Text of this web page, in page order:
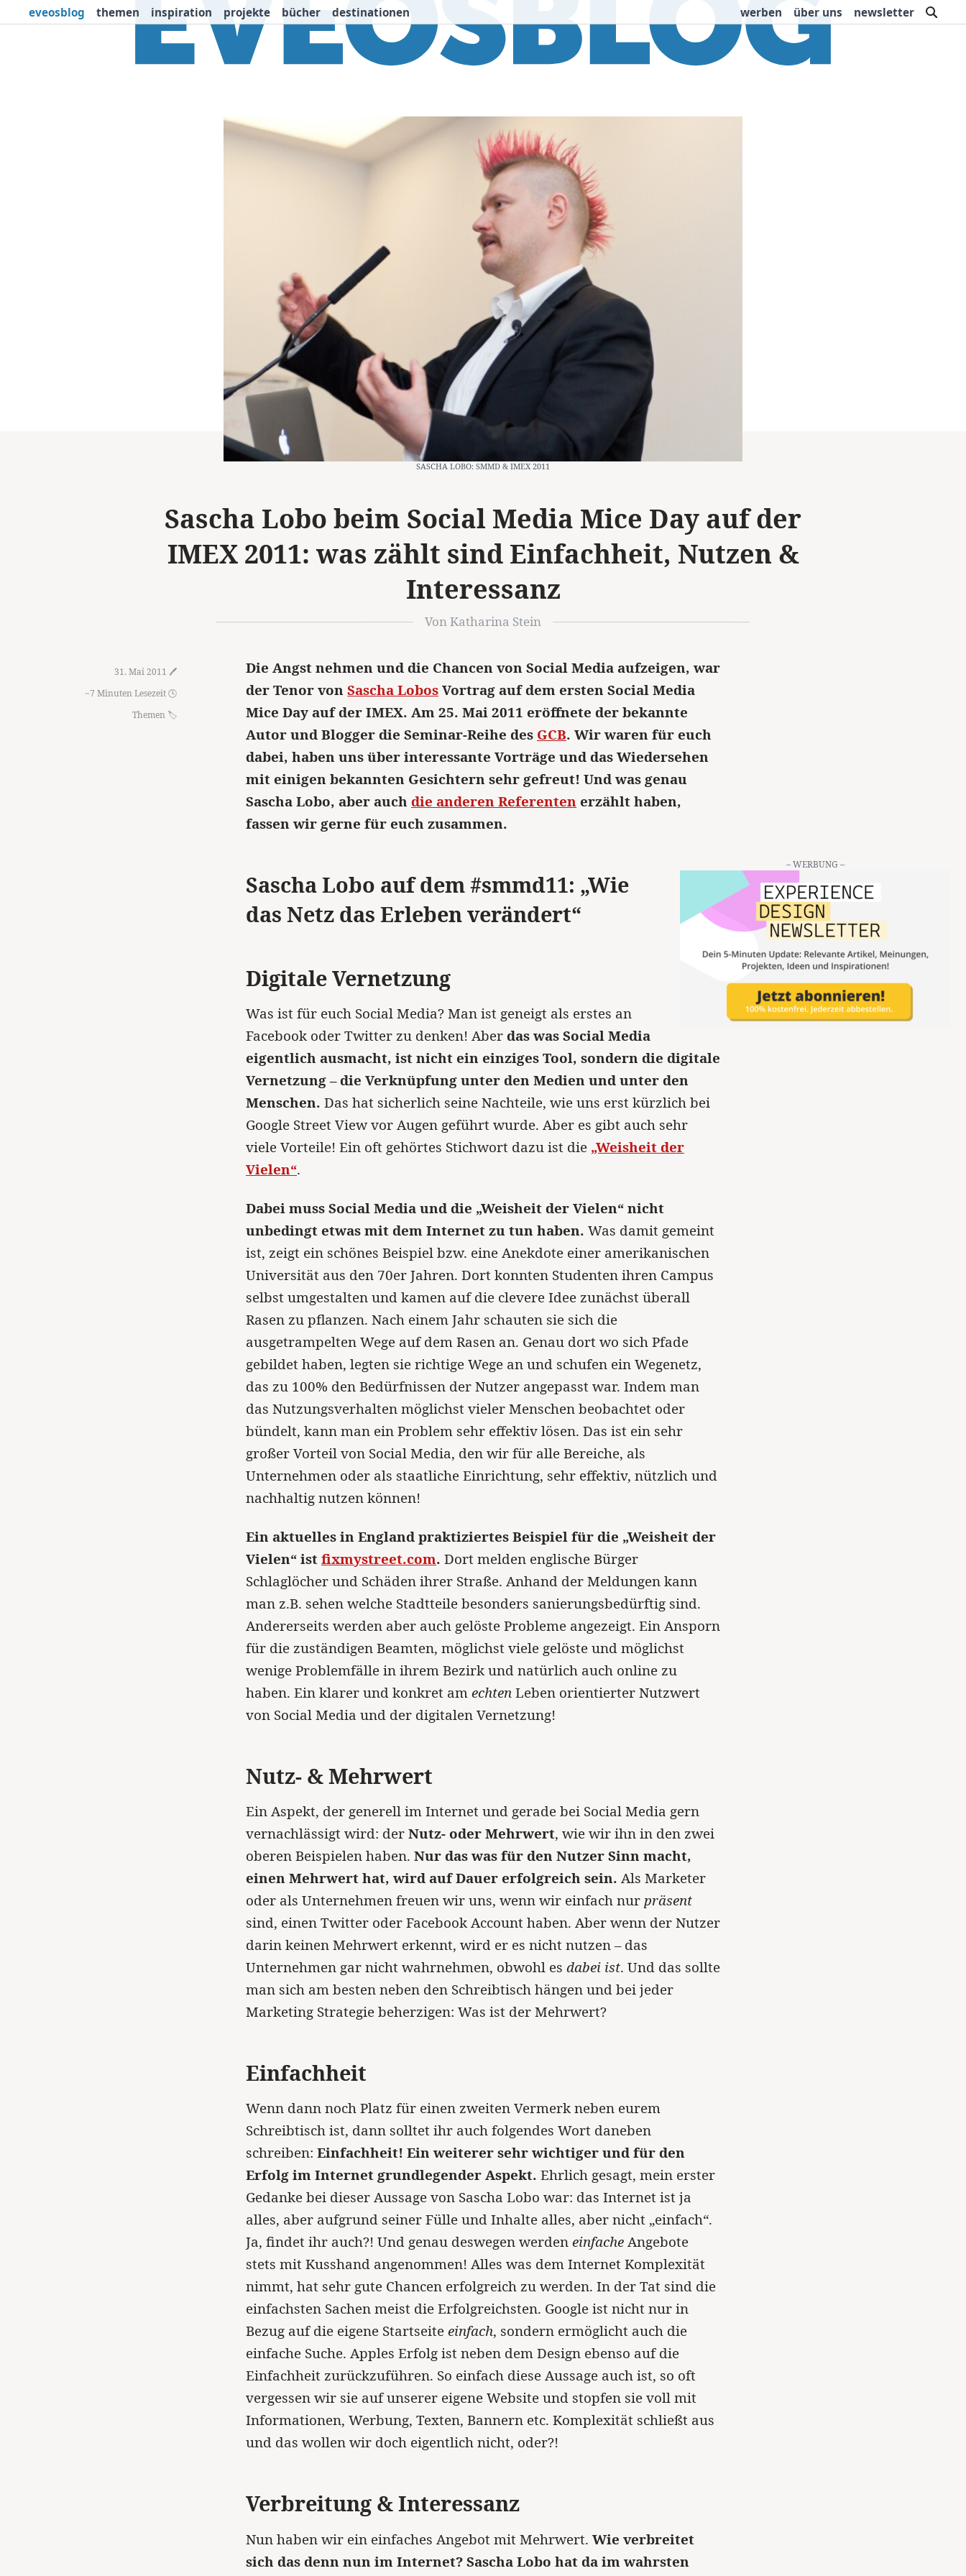
eveosblog themen inspiration projekte bücher destinationen werben über uns newsletter
Projekte Inspiration Destinationen Über uns Werbung
Buchtipps
SASCHA LOBO: SMMD & IMEX 2011
Sascha Lobo beim Social Media Mice Day auf der
IMEX 2011: was zählt sind Einfachheit, Nutzen &
Interessanz
Von Katharina Stein
31. Mai 2011 🖊️
~7 Minuten Lesezeit 🕓
Themen
Die Angst nehmen und die Chancen von Social Media aufzeigen, war
der Tenor von Sascha LobosVortrag auf dem ersten Social Media
Mice Day auf derIMEX. Am 25. Mai 2011 eröffnete der bekannte
Autor und Blogger die Seminar-Reihe des GCB. Wir waren für euch
dabei, haben uns über interessante Vorträge und das Wiedersehen
mit einigen bekannten Gesichtern sehr gefreut! Und was genau
Sascha Lobo, aber auch die anderen Referenten erzählt haben,
fassen wir gerne für euch zusammen.
– WERBUNG –
Sascha Lobo auf dem #smmd11: „Wie
das Netz das Erleben verändert“
Digitale Vernetzung
Was ist für euch Social Media? Man ist geneigt als erstes an
Facebook oder Twitter zu denken! Aber das was Social Media
eigentlich ausmacht, ist nicht ein einziges Tool, sondern die digitale
Vernetzung – die Verknüpfung unter den Medien und unter den
Menschen. Das hat sicherlich seine Nachteile, wie uns erst kürzlich bei
Google Street View vor Augen geführt wurde. Aber es gibt auch sehr
viele Vorteile! Ein oft gehörtes Stichwort dazu ist die „Weisheit der
Vielen“.
Dabei muss Social Media und die „Weisheit der Vielen“ nicht
unbedingt etwas mit dem Internet zu tun haben. Was damit gemeint
ist, zeigt ein schönes Beispiel bzw. eine Anekdote einer amerikanischen
Universität aus den 70er Jahren. Dort konnten Studenten ihren Campus
selbst umgestalten und kamen auf die clevere Idee zunächst überall
Rasen zu pflanzen. Nach einem Jahr schauten sie sich die
ausgetrampelten Wege auf dem Rasen an. Genau dort wo sich Pfade
gebildet haben, legten sie richtige Wege an und schufen ein Wegenetz,
das zu 100% den Bedürfnissen der Nutzer angepasst war. Indem man
das Nutzungsverhalten möglichst vieler Menschen beobachtet oder
bündelt, kann man ein Problem sehr effektiv lösen. Das ist ein sehr
großer Vorteil von Social Media, den wir für alle Bereiche, als
Unternehmen oder als staatliche Einrichtung, sehr effektiv, nützlich und
nachhaltig nutzen können!
Ein aktuelles in England praktiziertes Beispiel für die „Weisheit der
Vielen“ istfixmystreet.com. Dort melden englische Bürger
Schlaglöcher und Schäden ihrer Straße. Anhand der Meldungen kann
man z.B. sehen welche Stadtteile besonders sanierungsbedürftig sind.
Andererseits werden aber auch gelöste Probleme angezeigt. Ein Ansporn
für die zuständigen Beamten, möglichst viele gelöste und möglichst
wenige Problemfälle in ihrem Bezirk und natürlich auch online zu
haben. Ein klarer und konkret amechtenLeben orientierter Nutzwert
von Social Media und der digitalen Vernetzung!
Nutz- & Mehrwert
Ein Aspekt, der generell im Internet und gerade bei Social Media gern
vernachlässigt wird: derNutz- oder Mehrwert, wie wir ihn in den zwei
oberen Beispielen haben. Nur das was für den Nutzer Sinn macht,
einen Mehrwert hat, wird auf Dauer erfolgreich sein. Als Marketer
oder als Unternehmen freuen wir uns, wenn wir einfach nurpräsent
sind, einen Twitter oder Facebook Account haben. Aber wenn der Nutzer
darin keinen Mehrwert erkennt, wird er es nicht nutzen – das
Unternehmen gar nicht wahrnehmen, obwohl es dabei ist. Und das sollte
man sich am besten neben den Schreibtisch hängen und bei jeder
Marketing Strategie beherzigen: Was ist der Mehrwert?
Einfachheit
Wenn dann noch Platz für einen zweiten Vermerk neben eurem
Schreibtisch ist, dann solltet ihr auch folgendes Wort daneben
schreiben: Einfachheit! Ein weiterer sehr wichtiger und für den
Erfolg im Internet grundlegender Aspekt. Ehrlich gesagt, mein erster
Gedanke bei dieser Aussage von Sascha Lobo war: das Internet ist ja
alles, aber aufgrund seiner Fülle und Inhalte alles, aber nicht „einfach“.
Ja, findet ihr auch?! Und genau deswegen werdeneinfacheAngebote
stets mit Kusshand angenommen! Alles was dem Internet Komplexität
nimmt, hat sehr gute Chancen erfolgreich zu werden. In der Tat sind die
einfachsten Sachen meist die Erfolgreichsten. Google ist nicht nur in
Bezug auf die eigene Startseiteeinfach, sondern ermöglicht auch die
einfache Suche. Apples Erfolg ist neben dem Design ebenso auf die
Einfachheit zurückzuführen. So einfach diese Aussage auch ist, so oft
vergessen wir sie auf unserer eigene Website und stopfen sie voll mit
Informationen, Werbung, Texten, Bannern etc. Komplexität schließt aus
und das wollen wir doch eigentlich nicht, oder?!
Verbreitung & Interessanz
Nun haben wir ein einfaches Angebot mit Mehrwert. Wie verbreitet
sich das denn nun im Internet? Sascha Lobo hat da im wahrsten